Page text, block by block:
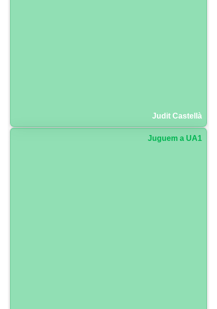
Judit Castellà
Juguem a UA1